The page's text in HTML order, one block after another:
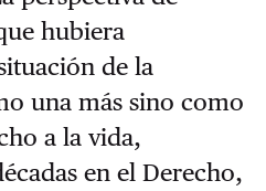
hubiera
de la
una más sino como
a la vida,
en el Derecho,